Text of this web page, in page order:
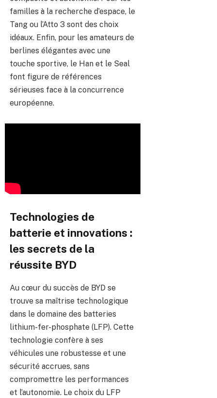
familles à la recherche d’espace, le
Tang ou l’Atto 3 sont des choix
idéaux. Enfin, pour les amateurs de
berlines élégantes avec une
touche sportive, le Han et le Seal
font figure de références
sérieuses face à la concurrence
européenne.
Technologies de
batterie et innovations :
les secrets de la
réussite BYD
Au cœur du succès de BYD se
trouve sa maîtrise technologique
dans le domaine des batteries
lithium-fer-phosphate (LFP). Cette
technologie confère à ses
véhicules une robustesse et une
sécurité accrues, sans
compromettre les performances
et l’autonomie. Le choix du LFP